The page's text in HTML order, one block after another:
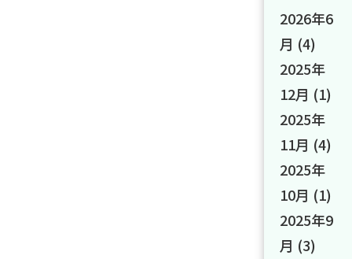
2026年6
月 (4)
2025年
12月 (1)
2025年
11月 (4)
2025年
10月 (1)
2025年9
月 (3)